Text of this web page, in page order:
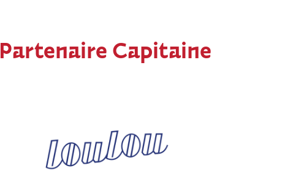
Partenaire Capitaine